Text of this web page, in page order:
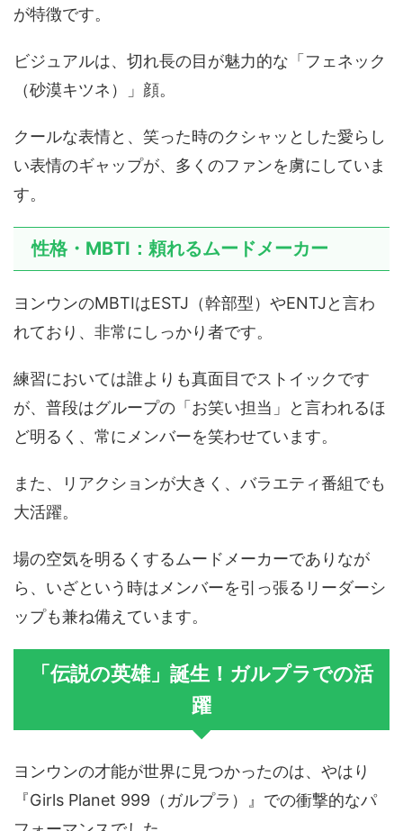
が特徴です。
ビジュアルは、切れ長の目が魅力的な「フェネック
（砂漠キツネ）」顔。
クールな表情と、笑った時のクシャッとした愛らし
い表情のギャップが、多くのファンを虜にしていま
す。
性格・MBTI：頼れるムードメーカー
ヨンウンのMBTIはESTJ（幹部型）やENTJと言わ
れており、非常にしっかり者です。
練習においては誰よりも真面目でストイックです
が、普段はグループの「お笑い担当」と言われるほ
ど明るく、常にメンバーを笑わせています。
また、リアクションが大きく、バラエティ番組でも
大活躍。
場の空気を明るくするムードメーカーでありなが
ら、いざという時はメンバーを引っ張るリーダーシ
ップも兼ね備えています。
「伝説の英雄」誕生！ガルプラでの活
躍
ヨンウンの才能が世界に見つかったのは、やはり
『Girls Planet 999（ガルプラ）』での衝撃的なパ